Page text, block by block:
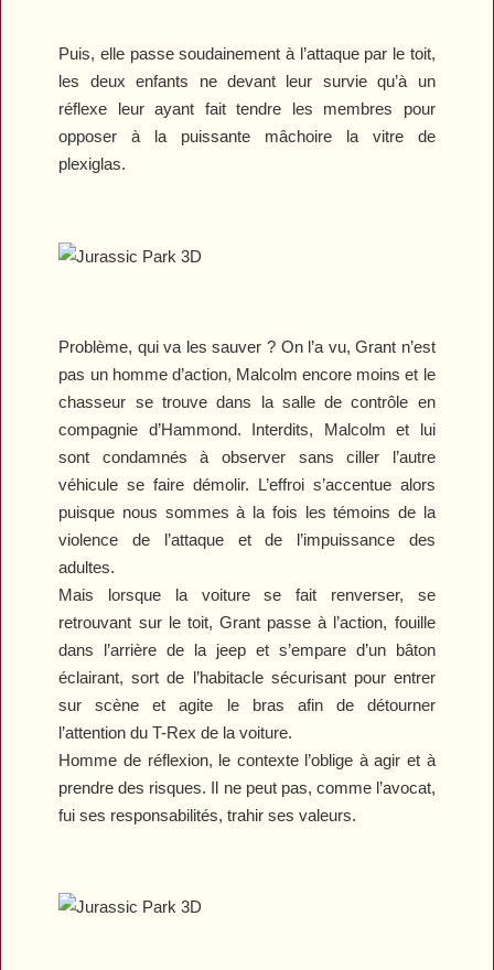
Puis, elle passe soudainement à l’attaque par le toit,
les deux enfants ne devant leur survie qu’à un
réflexe leur ayant fait tendre les membres pour
opposer à la puissante mâchoire la vitre de
plexiglas.
Problème, qui va les sauver ? On l’a vu, Grant n’est
pas un homme d’action, Malcolm encore moins et le
chasseur se trouve dans la salle de contrôle en
compagnie d’Hammond. Interdits, Malcolm et lui
sont condamnés à observer sans ciller l’autre
véhicule se faire démolir. L’effroi s’accentue alors
puisque nous sommes à la fois les témoins de la
violence de l’attaque et de l’impuissance des
adultes.
Mais lorsque la voiture se fait renverser, se
retrouvant sur le toit, Grant passe à l’action, fouille
dans l’arrière de la jeep et s’empare d’un bâton
éclairant, sort de l’habitacle sécurisant pour entrer
sur scène et agite le bras afin de détourner
l’attention du T-Rex de la voiture.
Homme de réflexion, le contexte l’oblige à agir et à
prendre des risques. Il ne peut pas, comme l’avocat,
fui ses responsabilités, trahir ses valeurs.